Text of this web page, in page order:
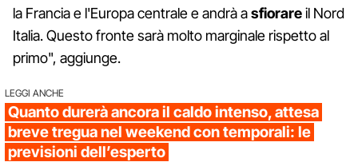
la Francia e l'Europa centrale e andrà asfiorareil Nord
Italia. Questo fronte sarà molto marginale rispetto al
primo", aggiunge.
LEGGI ANCHE
Quanto durerà ancora il caldo intenso, attesa
breve tregua nel weekend con temporali: le
previsioni dell’esperto